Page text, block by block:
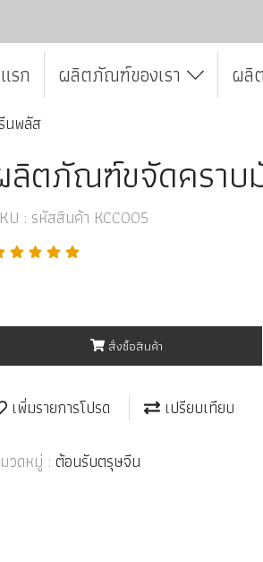
รก ผลิตภัณฑ์ของเรา ผลิ
นพลัส
ลิตภัณฑ์ขจัดคราบ
: รหัสสินค้า KCC005
สั่งซื้อสินค้า
เพิ่มรายการโปรด เปรียบเทียบ
วดหมู่ : ต้อนรับตรุษจีน